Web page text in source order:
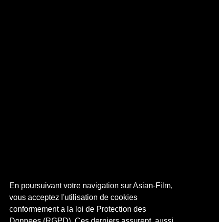
En poursuivant votre navigation sur Asian-Film,
vous acceptez l'utilisation de cookies
conformement a la loi de Protection des